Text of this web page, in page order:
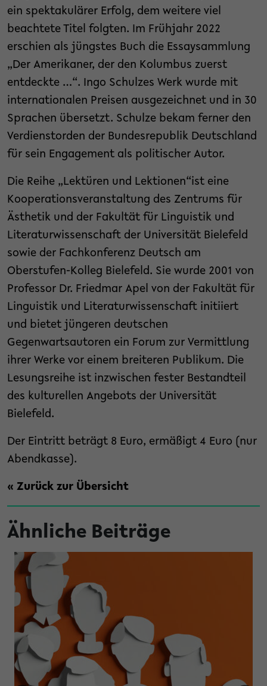
ein spektakulärer Erfolg, dem weitere viel
beachtete Titel folgten. Im Frühjahr 2022
erschien als jüngstes Buch die Essaysammlung
„Der Amerikaner, der den Kolumbus zuerst
entdeckte …“. Ingo Schulzes Werk wurde mit
internationalen Preisen ausgezeichnet und in 30
Sprachen übersetzt. Schulze bekam ferner den
Verdienstorden der Bundesrepublik Deutschland
für sein Engagement als politischer Autor.
Die Reihe „Lektüren und Lektionen“ist eine
Kooperationsveranstaltung des Zentrums für
Ästhetik und der Fakultät für Linguistik und
Literaturwissenschaft der Universität Bielefeld
sowie der Fachkonferenz Deutsch am
Oberstufen-Kolleg Bielefeld. Sie wurde 2001 von
Professor Dr. Friedmar Apel von der Fakultät für
Linguistik und Literaturwissenschaft initiiert
und bietet jüngeren deutschen
Gegenwartsautoren ein Forum zur Vermittlung
ihrer Werke vor einem breiteren Publikum. Die
Lesungsreihe ist inzwischen fester Bestandteil
des kulturellen Angebots der Universität
Bielefeld.
Der Eintritt beträgt 8 Euro, ermäßigt 4 Euro (nur
Abendkasse).
« Zurück zur Übersicht
Ähnliche Beiträge
Wandel